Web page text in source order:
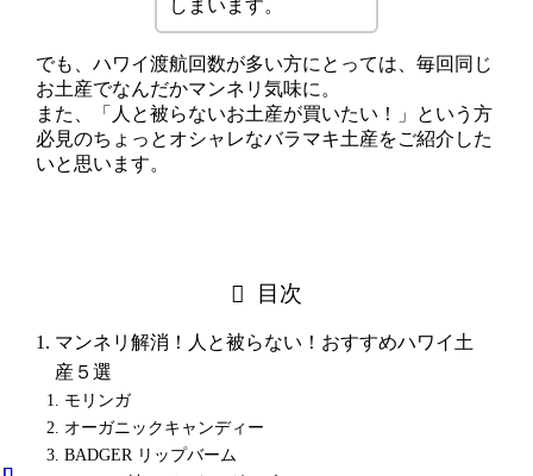
しまいます。
でも、ハワイ渡航回数が多い方にとっては、毎回同じ
お土産でなんだかマンネリ気味に。
また、「人と被らないお土産が買いたい！」という方
必見のちょっとオシャレなバラマキ土産をご紹介した
いと思います。
目次
マンネリ解消！人と被らない！おすすめハワイ土
産５選
モリンガ
オーガニックキャンディー
BADGER リップバーム